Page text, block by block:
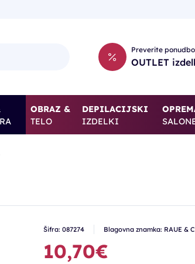
Preverite ponudbo
OUTLET
OBRAZ &
TELO
DEPILACIJSKI
IZDELKI
Šifra: 087274 Blagovna znamka: RAUE &
10,70€